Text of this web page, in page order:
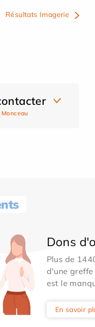
Résultats Imagerie
Dons
Plus de
d'une
est le
En savoir